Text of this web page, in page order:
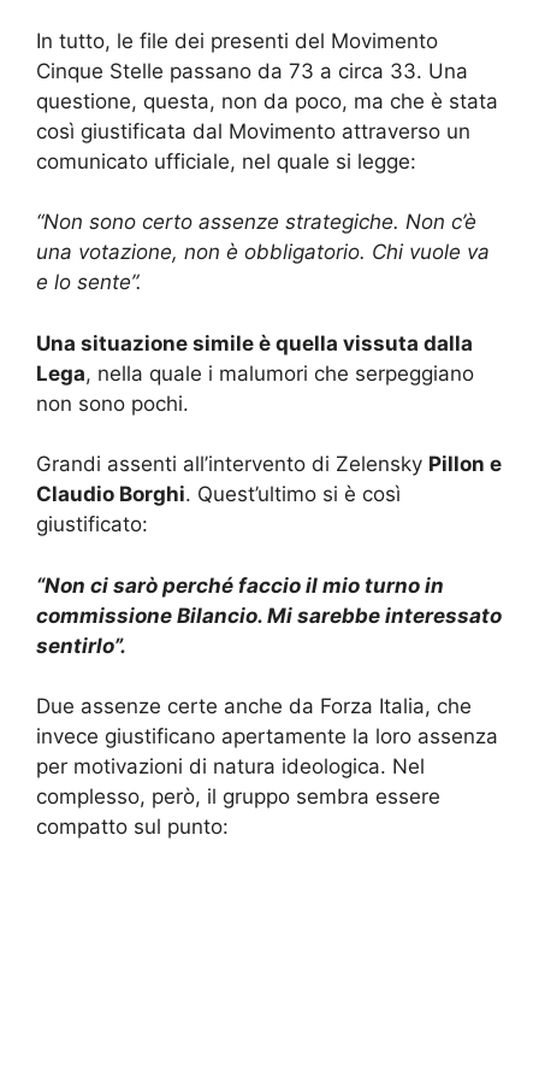
In tutto, le file dei presenti del Movimento
Cinque Stelle passano da 73 a circa 33. Una
questione, questa, non da poco, ma che è stata
così giustificata dal Movimento attraverso un
comunicato ufficiale, nel quale si legge:
“Non sono certo assenze strategiche. Non c’è
una votazione, non è obbligatorio. Chi vuole va
e lo sente”.
Una situazione simile è quella vissuta dalla
Lega, nella quale i malumori che serpeggiano
non sono pochi.
Grandi assenti all’intervento di Zelensky Pillon e
Claudio Borghi. Quest’ultimo si è così
giustificato:
“Non ci sarò perché faccio il mio turno in
commissione Bilancio. Mi sarebbe interessato
sentirlo”.
Due assenze certe anche da Forza Italia, che
invece giustificano apertamente la loro assenza
per motivazioni di natura ideologica. Nel
complesso, però, il gruppo sembra essere
compatto sul punto: